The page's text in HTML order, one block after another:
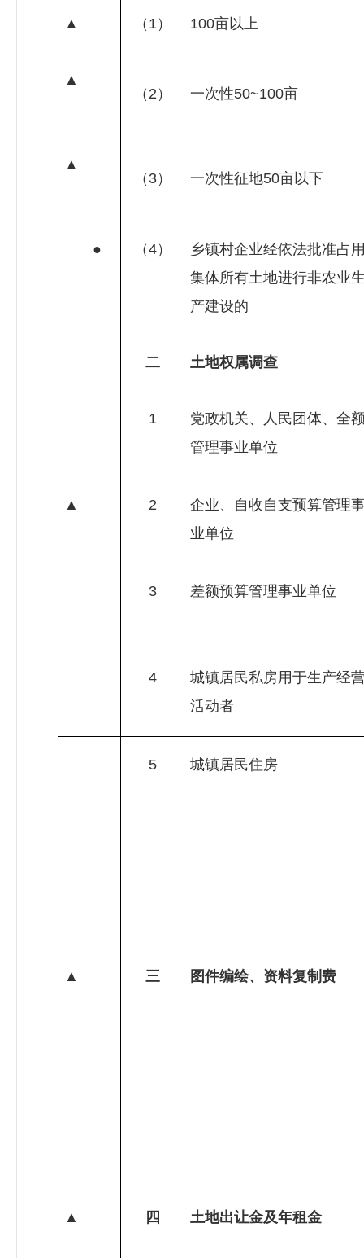
▲ （ 1） 100亩以上
▲
（ 2 ） 一次性50~100亩
▲
（ 3） 一次性征地50亩以下
● （4）
乡镇村企业经依法批准占
集体所有土地进行非农业
产建设的
二 土地权属调查
1
党政机关、人民团体、全
管理事业单位
▲ 2
企业、自收自支预算管理
业单位
3 差额预算管理事业单位
4
城镇居民私房用于生产经
活动者
5 城镇居民住房
▲ 三 图件编绘、资料复制费
▲ 四 土地出让金及年租金